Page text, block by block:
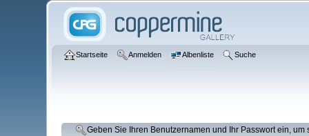
Startseite Anmelden Albenliste Suche
Geben Sie Ihren Benutzernamen und Ihr Passwort ein, um